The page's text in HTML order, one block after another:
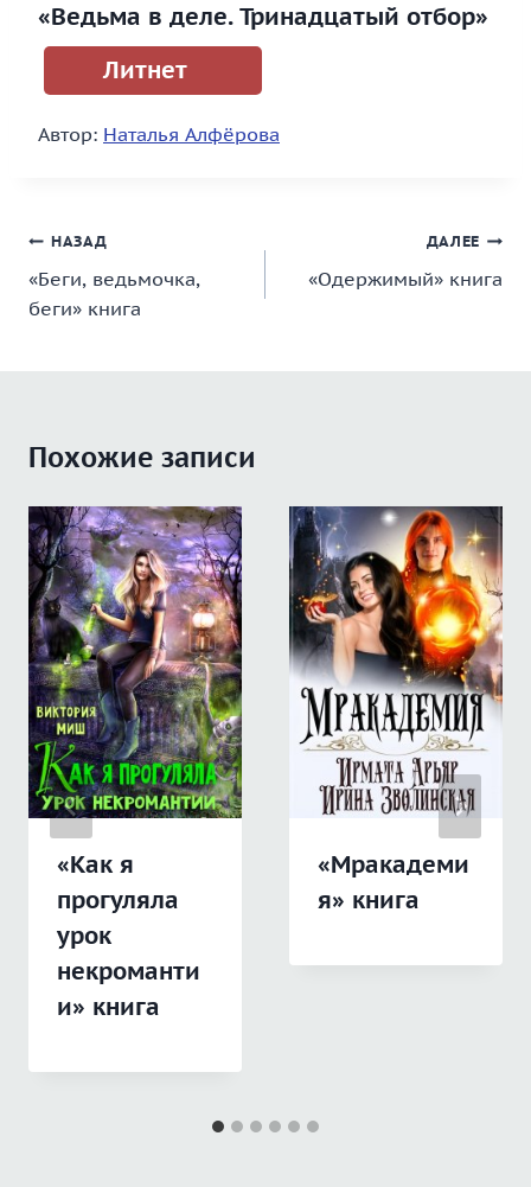
«Ведьма в деле. Тринадцатый отбор»
Литнет
Автор: Наталья Алфёрова
Навигация
по
записям
НАЗАД
«Беги, ведьмочка,
беги» книга
ДАЛЕЕ
«Одержимый» книга
Похожие записи
«Как я
прогуляла
урок
некроманти
и» книга
«Мракадеми
я» книга